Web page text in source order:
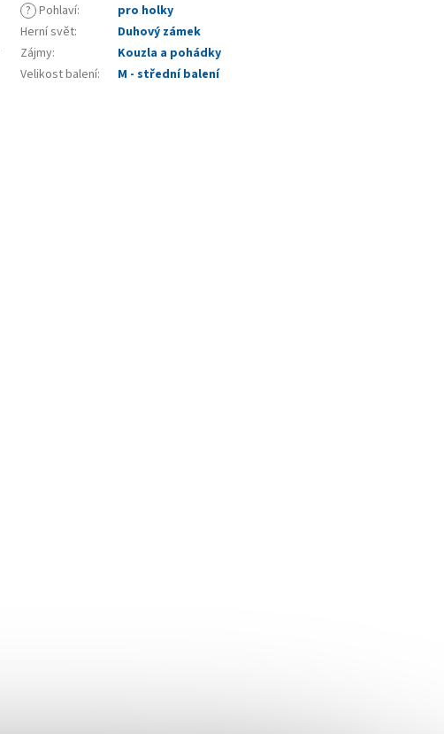
? Pohlaví:
pro holky
Herní svět:
Duhový zámek
Zájmy:
Kouzla a pohádky
Velikost balení: M - střední balení